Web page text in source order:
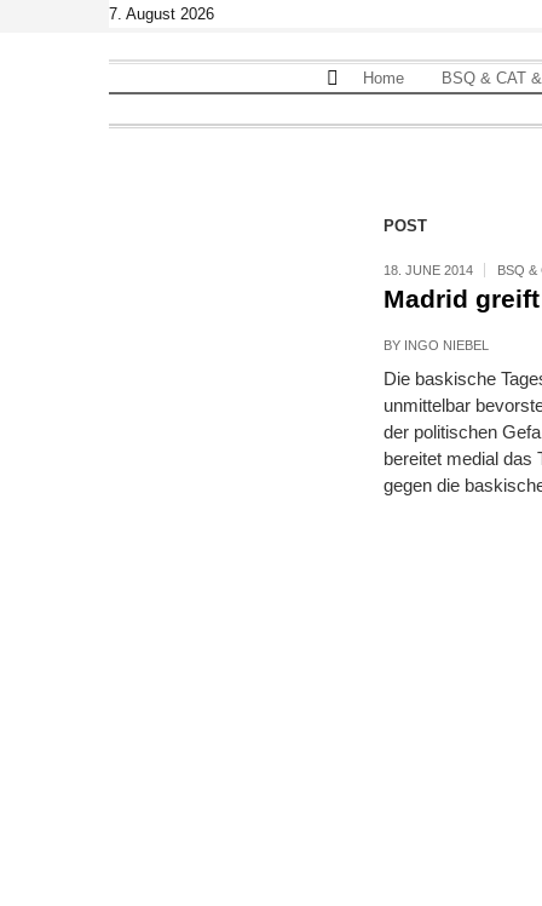
7. August 2026
Home BSQ & CAT
TAG:ABC
POST
18. JUNE 2014 BSQ &
Madrid
BY INGO NIEBEL
Die baskische
unmittelbar
der politischen
bereitet medial das
gegen die